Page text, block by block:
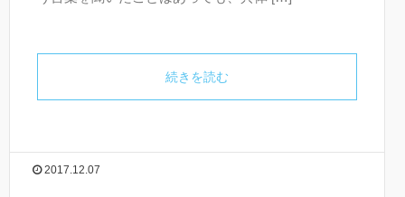
続きを読む
2017.12.07